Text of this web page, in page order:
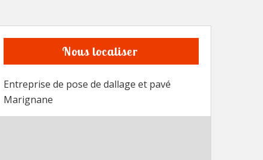
Nous localiser
Entreprise de pose de dallage et pavé
Marignane